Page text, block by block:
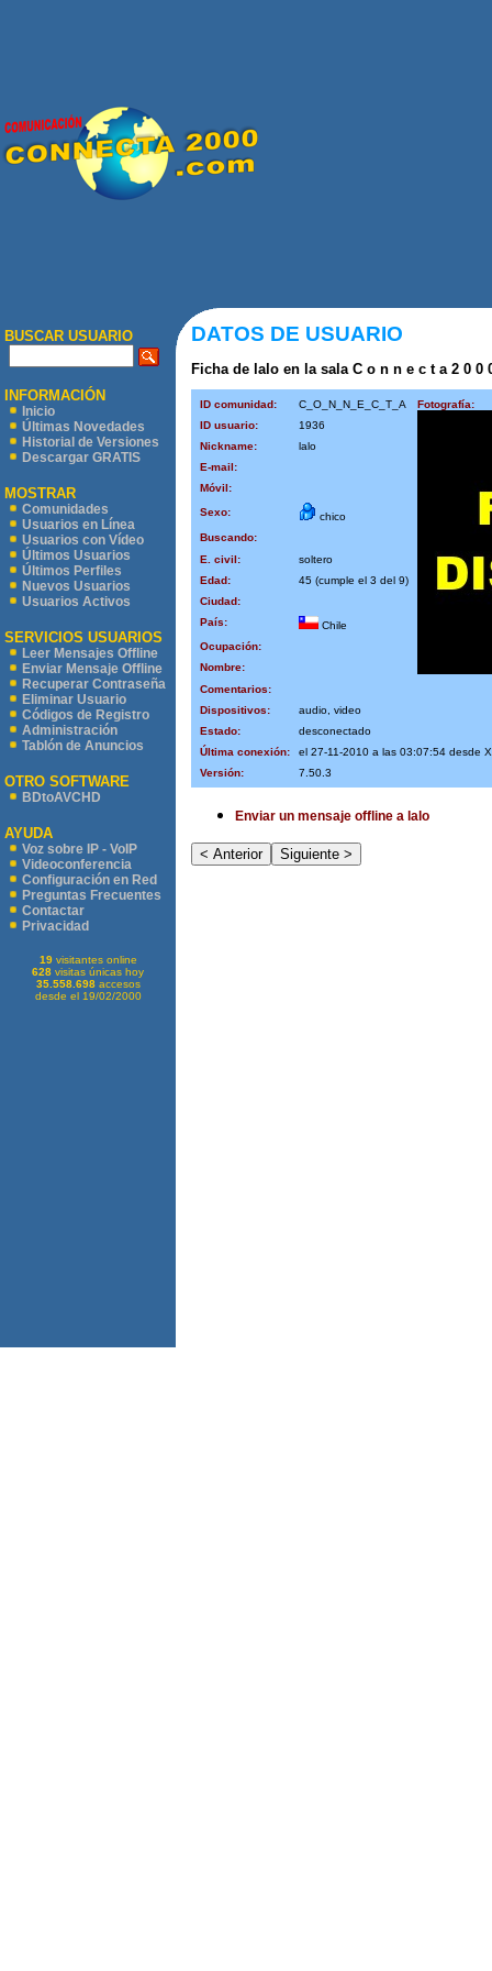
BUSCAR USUARIO
INFORMACIÓN
Inicio
Últimas Novedades
Historial de Versiones
Descargar GRATIS
MOSTRAR
Comunidades
Usuarios en Línea
Usuarios con Vídeo
Últimos Usuarios
Últimos Perfiles
Nuevos Usuarios
Usuarios Activos
SERVICIOS USUARIOS
Leer Mensajes Offline
Enviar Mensaje Offline
Recuperar Contraseña
Eliminar Usuario
Códigos de Registro
Administración
Tablón de Anuncios
OTRO SOFTWARE
BDtoAVCHD
AYUDA
Voz sobre IP - VoIP
Videoconferencia
Configuración en Red
Preguntas Frecuentes
Contactar
Privacidad
19visitantes online
628 visitas únicas hoy
35.558.698accesos
desde el 19/02/2000
DATOS DE USUARIO
Ficha de lalo en la sala C o n n e c t a 2 0 0
ID comunidad: C_O_N_N_E_C_T_A
Fotografía:
ID usuario:
1936
Nickname:
lalo
E-mail:
Móvil:
Sexo:
chico
Buscando:
E. civil:
soltero
Edad:
45 (cumple el 3 del 9)
Ciudad:
País:
Chile
Ocupación:
Nombre:
Comentarios:
Dispositivos:
audio, video
Estado:
desconectado
Última conexión:
el 27-11-2010 a las 03:07:54 desde
Versión:
7.50.3
Enviar un mensaje offline a lalo